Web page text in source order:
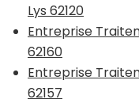
Lys 62120
Entreprise
62160
Entreprise
62157